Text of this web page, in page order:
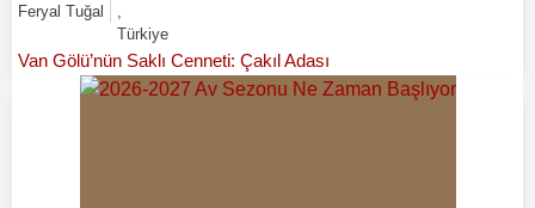
Feryal Tuğal
Türkiye
Van Gölü’nün Saklı Cenneti: Çakıl Adası